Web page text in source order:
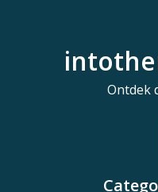
Ontdek